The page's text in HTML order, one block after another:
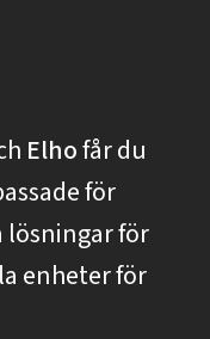
Elhofår du
för
lösningar för
enheter för